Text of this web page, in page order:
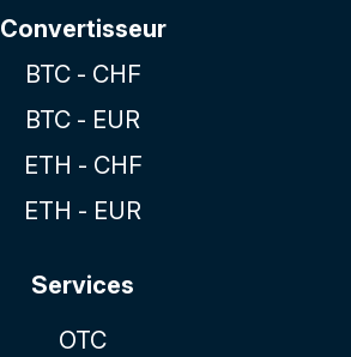
Convertisseur
BTC - CHF
BTC - EUR
ETH - CHF
ETH - EUR
Services
OTC